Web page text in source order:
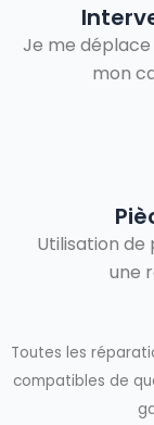
Je me
mon
Utilisation
une
Toutes les
compatibles de